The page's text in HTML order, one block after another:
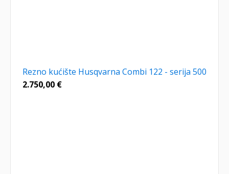
Rezno kućište Husqvarna Combi 122 - serija 500
2.750,00 €